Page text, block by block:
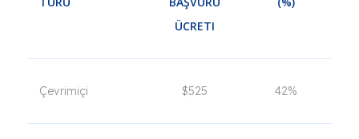
ÜCRETI
Çevrimiçi $525 42%